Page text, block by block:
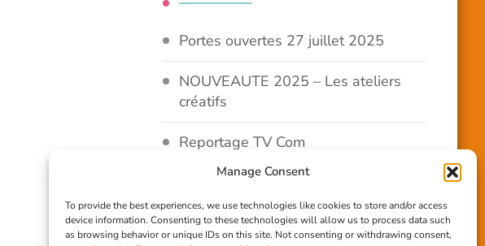
Manage Consent
To provide the best experiences, we use technologies like cookies to store and/or access
device information. Consenting to these technologies will allow us to process data such
as browsing behavior or unique IDs on this site. Not consenting or withdrawing consent,
Portes ouvertes 27 juillet 2025
NOUVEAUTE 2025 – Les ateliers
créatifs
Reportage TV Com
Construction en terre-paille
Chantier Participatif Terre Paille